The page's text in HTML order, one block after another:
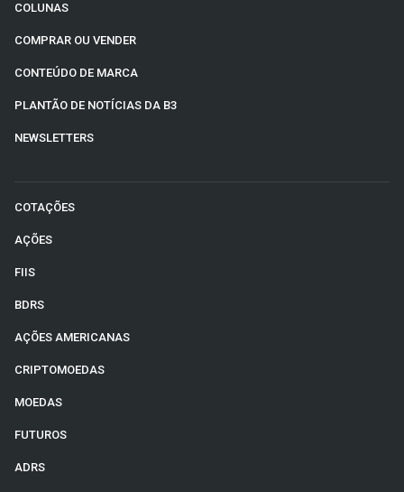
COLUNAS
COMPRAR OU VENDER
CONTEÚDO DE MARCA
PLANTÃO DE NOTÍCIAS DA B3
NEWSLETTERS
COTAÇÕES
AÇÕES
FIIS
BDRS
AÇÕES AMERICANAS
CRIPTOMOEDAS
MOEDAS
FUTUROS
ADRS